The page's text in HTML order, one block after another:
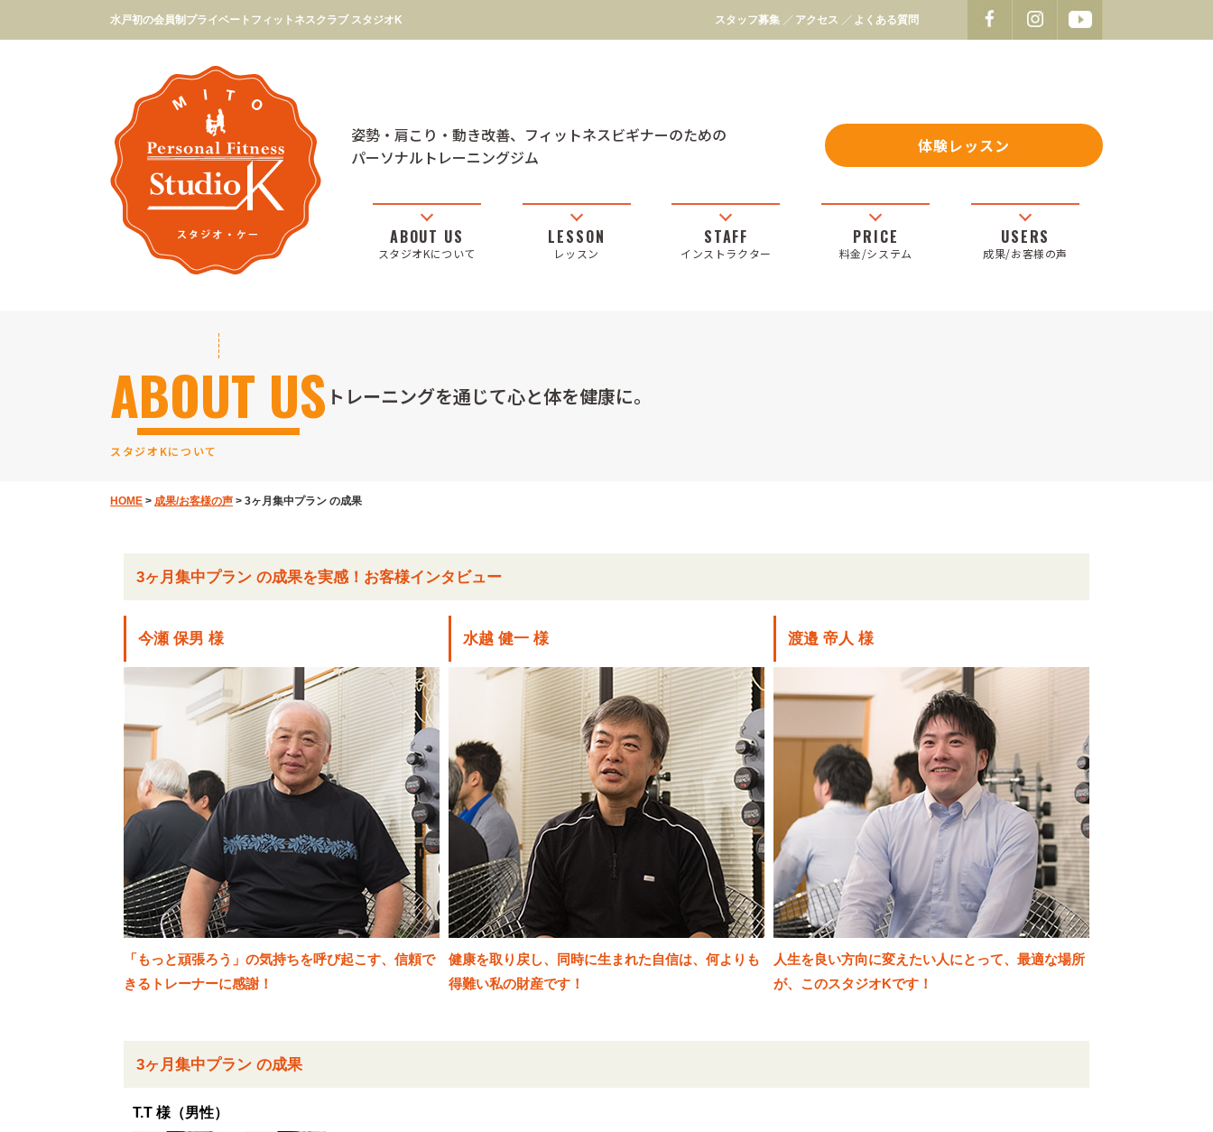
姿勢・肩こり・動き改善、フィットネスビギナーのための
パーソナルトレーニングジム
体験レッスン
水戸初の会員制プライベートフィットネスクラブ スタジオK スタッフ募集 アクセス よくある質問
スタジオKについて レッスン インストラクター 料金/システム 成果/お客様の声
ABOUT US
スタジオKについて
トレーニングを通じて心と体を健康に。
HOME > 成果/お客様の声 > 3ヶ月集中プラン の成果
3ヶ月集中プラン の成果を実感！お客様インタビュー
今瀬 保男 様
「もっと頑張ろう」の気持ちを呼び起こす、信頼で
きるトレーナーに感謝！
水越 健一 様
健康を取り戻し、同時に生まれた自信は、何よりも
得難い私の財産です！
渡邉 帝人 様
人生を良い方向に変えたい人にとって、最適な場所
が、このスタジオKです！
3ヶ月集中プラン の成果
T.T 様（男性）